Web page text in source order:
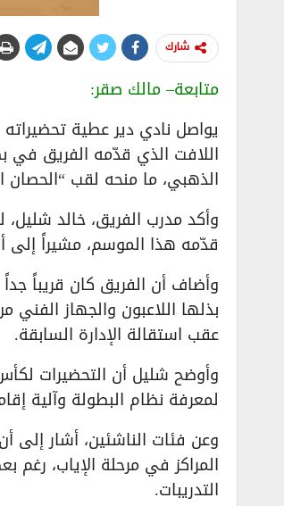
شارك
متابعة– مالك صقر:
يواصل نادي دير عطية
اللافت الذي قدّمه الفريق في
الذهبي، ما منحه لقب “الحصان
وأكد مدرب الفريق، خالد
قدّمه هذا الموسم، مشيراً إلى
وأضاف أن الفريق كان قريباً جداً
بذلها اللاعبون والجهاز الفني
عقب استقالة الإدارة السابقة.
وأوضح شليل أن التحضيرات لكأس
لمعرفة نظام البطولة وآلية
وعن فئات الناشئين، أشار
المراكز في مرحلة الإياب، رغم
التدريبات.